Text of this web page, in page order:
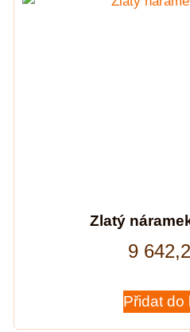
Zlatý
9
Přidat do